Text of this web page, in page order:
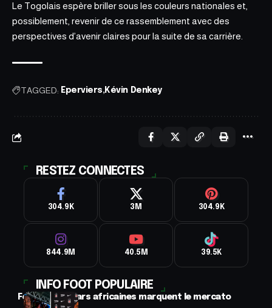
Le Togolais espère briller sous les couleurs nationales et,
possiblement, revenir de ce rassemblement avec des
perspectives d’avenir claires pour la suite de sa carrière.
TAGGED: Eperviers Kévin Denkey
RESTEZ CONNECTES
304.9K 3M 304.9K
844.9M 40.5M 39.5K
INFO FOOT POPULAIRE
Football : 2 stars africaines marquent le mercato